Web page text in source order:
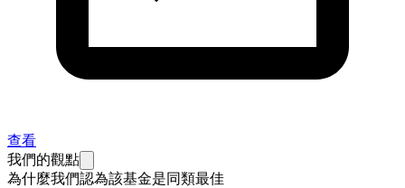
查看
我們的觀點
為什麼我們認為該基金是同類最佳